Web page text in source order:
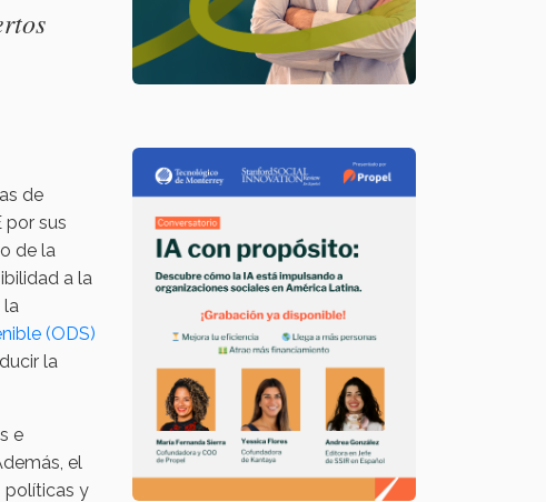
de
por sus
de la
a la
la
(ODS)
la
e
el
políticas y